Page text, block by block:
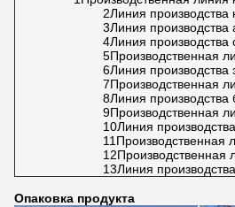
2Линия
3Линия
4Линия
5Производственная
6Линия
7Производственная
8Линия производства
9Производственная
10Линия
11Производственная
12Производственная
13Линия
Опаковка продукта